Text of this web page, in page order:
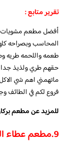
تقرير متابع :
أفضل مطعم مشويات في
المحاسب وبصراحه
طعمه واللحمه طريه
ماتهمني اهم شي
فروع لكم في الطائف
للمزيد عن مطعم
9.مطعم عطاء